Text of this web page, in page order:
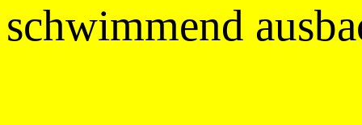
schwimmend